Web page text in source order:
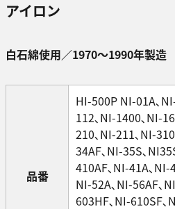
アイロン
白石綿使用／1970～1990年製造
品番
HI-500P NI-01A､
112､NI-1400､NI-
210､NI-211､NI-
34AF､NI-35S､
410AF､NI-41A､NI-
NI-52A､NI-56AF､
603HF､NI-610SF､